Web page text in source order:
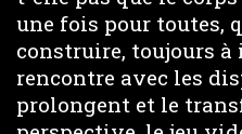
une fois pour toutes,
construire, toujours
rencontre avec les
prolongent et le